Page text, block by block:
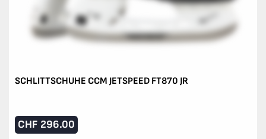
SCHLITTSCHUHE CCM JETSPEED FT870 JR
CHF 296.00